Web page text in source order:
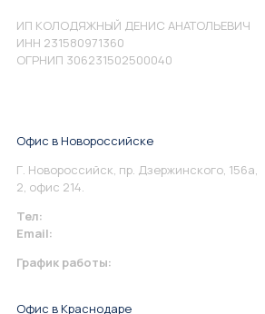
ИП КОЛОДЯЖНЫЙ ДЕНИС АНАТОЛЬЕВИЧ
ИНН 231580971360
ОГРНИП 306231502500040
Офис в Новороссийске
Г. Новороссийск, пр. Дзержинского,
2, офис 214.
Тел:
Email:
График работы:
Офис в Краснодаре